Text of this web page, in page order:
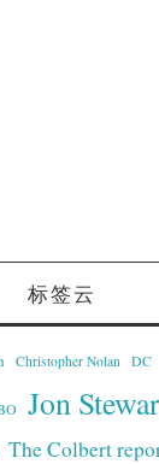
标签云
Christopher Nolan DC
Jon
The Colbert